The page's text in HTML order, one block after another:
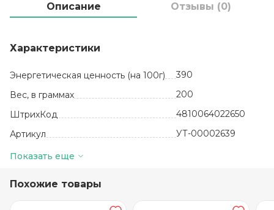
Описание Отзывы (0)
Характеристики
Энергетическая ценность (на 100г)
390
Вес, в граммах
200
ШтрихКод
4810064022650
Артикул
УТ-00002639
Базовая единица
Показать еще
Похожие товары